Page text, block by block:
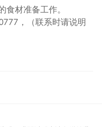
食材准备工作。
，（联系时请说明